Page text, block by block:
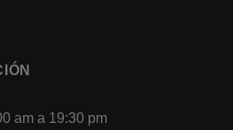
am a 19:30 pm